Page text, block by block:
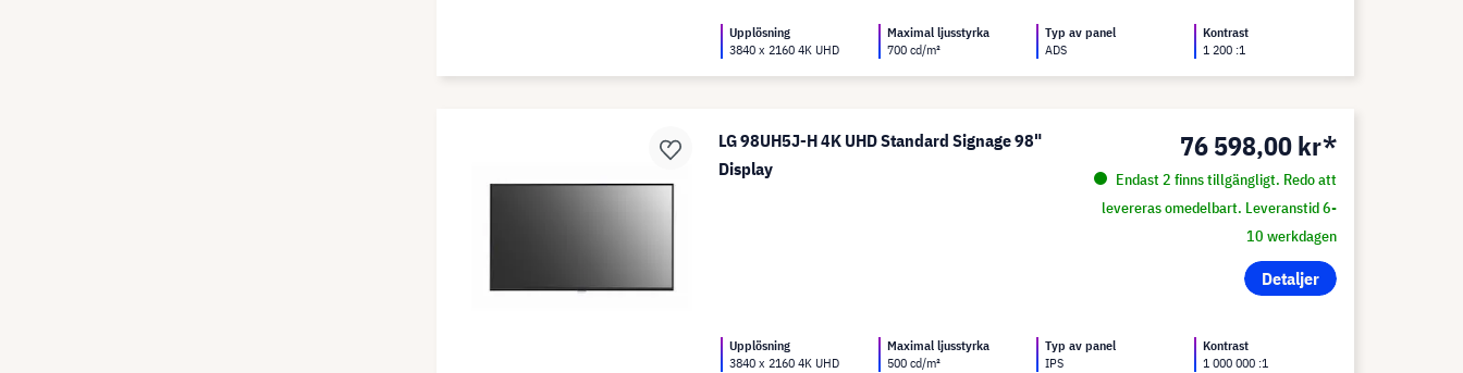
Upplösning
3840 x 2160 4K UHD
Maximal ljusstyrka
700 cd/m²
Typ av panel
ADS
Kontrast
1 200 :1
LG 98UH5J-H 4K UHD Standard Signage 98"
Display
76 598,00 kr*
Endast 2 finns tillgängligt. Redo att
levereras omedelbart. Leveranstid 6-
10 werkdagen
Detaljer
Upplösning
3840 x 2160 4K UHD
Maximal ljusstyrka
500 cd/m²
Typ av panel
IPS
Kontrast
1 000 000 :1